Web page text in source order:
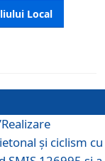
Local
și ciclism cu